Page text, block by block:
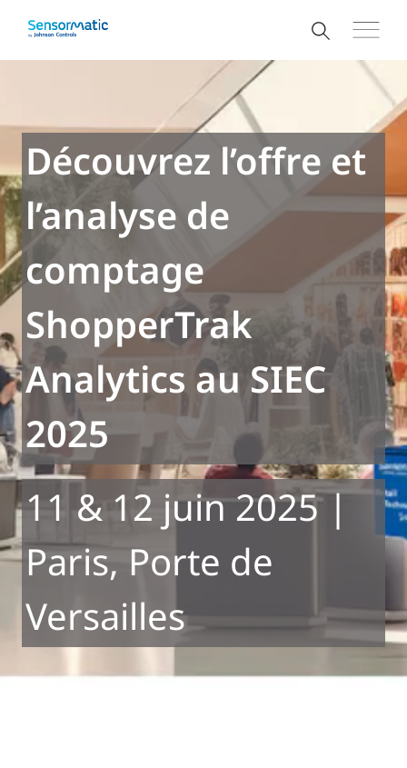
Découvrez l’offre et
l’analyse de
comptage
ShopperTrak
Analytics au SIEC
2025
11 & 12 juin 2025 |
Paris, Porte de
Versailles